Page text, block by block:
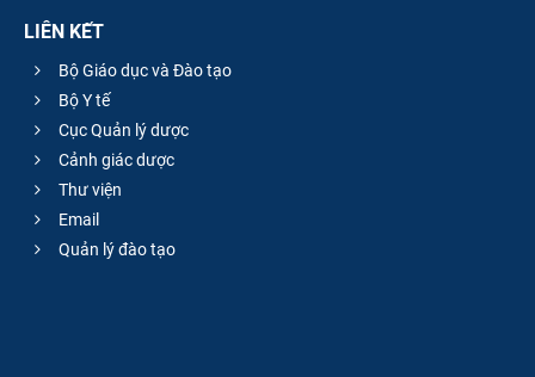
LIÊN KẾT
Bộ Giáo dục và Đào tạo
Bộ Y tế
Cục Quản lý dược
Cảnh giác dược
Thư viện
Email
Quản lý đào tạo